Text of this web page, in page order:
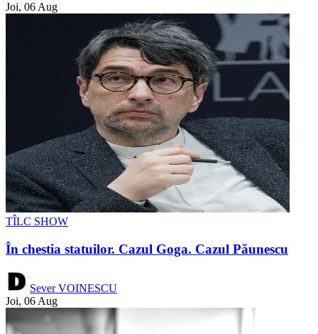
Joi, 06 Aug
TÎLC SHOW
În chestia statuilor. Cazul Goga. Cazul Păunescu
Sever VOINESCU
Joi, 06 Aug